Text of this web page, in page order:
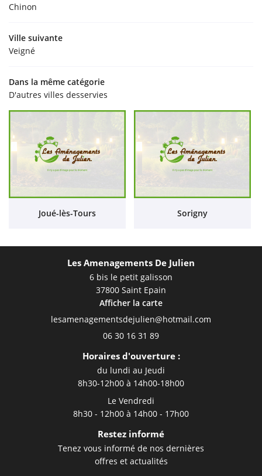
Chinon
Ville suivante
Veigné
Dans la même catégorie
D'autres villes desservies
Joué-lès-Tours Sorigny
Les Amenagements De Julien
6 bis le petit galisson
37800 Saint Epain
Afficher la carte
06 30 16 31 89
Horaires d'ouverture :
du lundi au Jeudi
8h30-12h00 à 14h00-18h00
Le Vendredi
8h30 - 12h00 à 14h00 - 17h00
Restez informé
Tenez vous informé de nos dernières
offres et actualités